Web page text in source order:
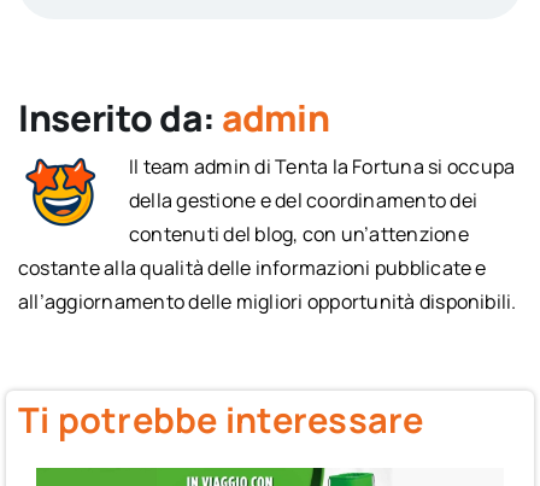
Inserito da: admin
Il team admin di Tenta la Fortuna si occupa
della gestione e del coordinamento dei
contenuti del blog, con un’attenzione
costante alla qualità delle informazioni pubblicate e
all’aggiornamento delle migliori opportunità disponibili.
Ti potrebbe interessare